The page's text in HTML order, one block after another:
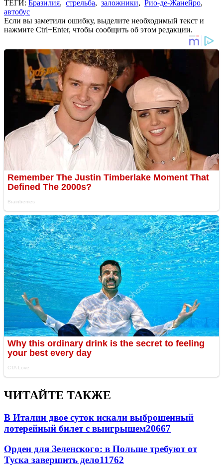
ТЕГИ: Бразилия, стрельба, заложники, Рио-де-Жанейро,
автобус
Если вы заметили ошибку, выделите необходимый текст и
нажмите Ctrl+Enter, чтобы сообщить об этом редакции.
ЧИТАЙТЕ ТАКЖЕ
В Италии двое суток искали выброшенный
лотерейный билет с выигрышем20667
Орден для Зеленского: в Польше требуют от
Туска завершить дело11762